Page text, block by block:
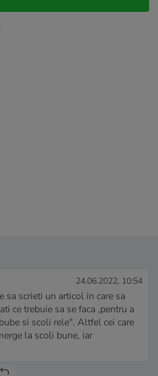
24.06.2022, 10:54
sa scrieti un articol in care sa
ce trebuie sa se faca ,pentru a
si scoli rele". Altfel cei care
la scoli bune, iar